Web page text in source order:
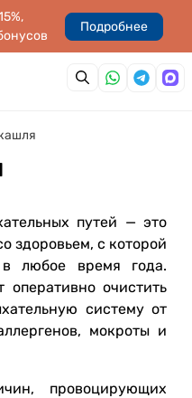
Подробнее
путей — это
здоровьем, с которой
любое время года.
оперативно очистить
систему от
мокроты и
провоцирующих